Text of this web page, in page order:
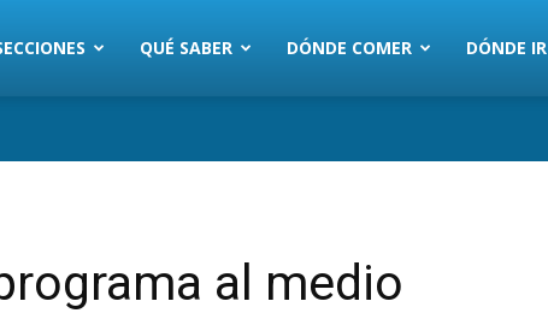
QUÉ SABER DÓNDE COMER DÓNDE IR
al medio